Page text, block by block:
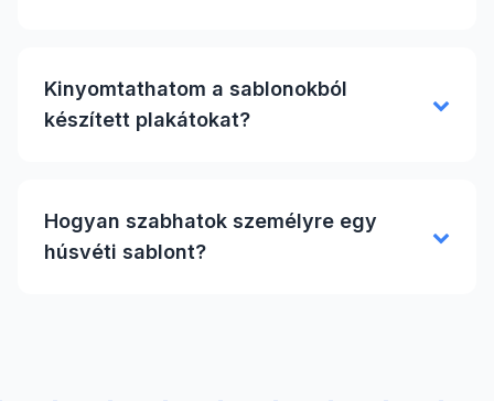
Kinyomtathatom a sablonokból
készített plakátokat?
Hogyan szabhatok személyre egy
húsvéti sablont?